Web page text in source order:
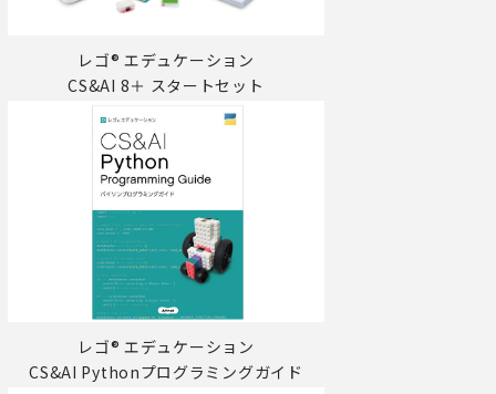
レゴ® エデュケーション
CS&AI 8＋ スタートセット
レゴ® エデュケーション
CS&AI Pythonプログラミングガイド